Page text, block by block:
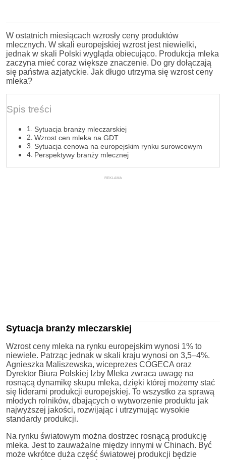
W ostatnich miesiącach wzrosły ceny produktów
mlecznych. W skali europejskiej wzrost jest niewielki,
jednak w skali Polski wygląda obiecująco. Produkcja mleka
zaczyna mieć coraz większe znaczenie. Do gry dołączają
się państwa azjatyckie. Jak długo utrzyma się wzrost ceny
mleka?
Spis treści
Sytuacja branży mleczarskiej
Wzrost cen mleka na GDT
Sytuacja cenowa na europejskim rynku surowcowym
Perspektywy branży mlecznej
REKLAMA
Sytuacja branży mleczarskiej
Wzrost ceny mleka na rynku europejskim wynosi 1% to
niewiele. Patrząc jednak w skali kraju wynosi on 3,5–4%.
Agnieszka Maliszewska, wiceprezes COGECA oraz
Dyrektor Biura Polskiej Izby Mleka zwraca uwagę na
rosnącą dynamikę skupu mleka, dzięki której możemy stać
się liderami produkcji europejskiej. To wszystko za sprawą
młodych rolników, dbających o wytworzenie produktu jak
najwyższej jakości, rozwijając i utrzymując wysokie
standardy produkcji.
Na rynku światowym można dostrzec rosnącą produkcję
mleka. Jest to zauważalne między innymi w Chinach. Być
może wkrótce duża część światowej produkcji będzie